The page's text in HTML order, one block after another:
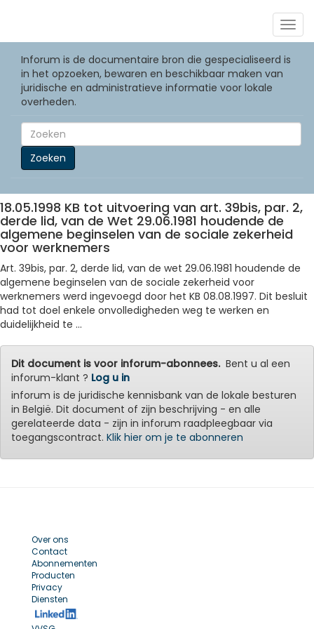
Inforum is de documentaire bron die gespecialiseerd is
in het opzoeken, bewaren en beschikbaar maken van
juridische en administratieve informatie voor lokale
overheden.
Zoeken
18.05.1998 KB tot uitvoering van art. 39bis, par. 2,
derde lid, van de Wet 29.06.1981 houdende de
algemene beginselen van de sociale zekerheid
voor werknemers
Art. 39bis, par. 2, derde lid, van de wet 29.06.1981 houdende de
algemene beginselen van de sociale zekerheid voor
werknemers werd ingevoegd door het KB 08.08.1997. Dit besluit
had tot doel enkele onvolledigheden weg te werken en
duidelijkheid te ...
Dit document is voor inforum-abonnees.Bent u al een
inforum-klant ? Log u in
inforum is de juridische kennisbank van de lokale besturen
in België. Dit document of zijn beschrijving - en alle
gerelateerde data - zijn in inforum raadpleegbaar via
toegangscontract. Klik hier om je te abonneren
Over ons
Contact
Abonnementen
Producten
Privacy
Diensten